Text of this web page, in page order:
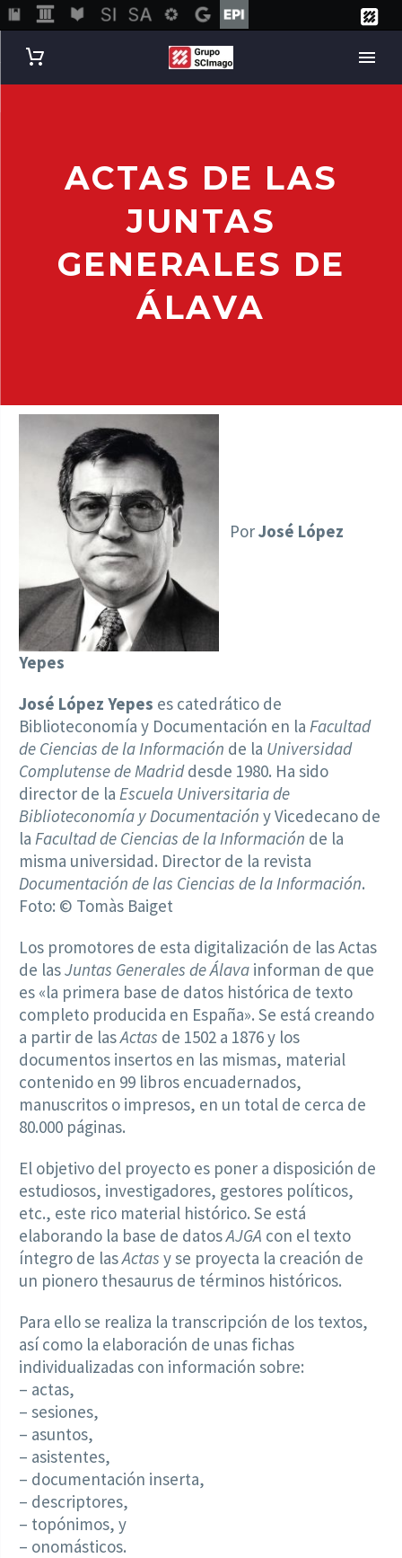
ACTAS DE LAS
JUNTAS
GENERALES DE
ÁLAVA
PorJosé López
Yepes
José López Yepes es catedrático de
Biblioteconomía y Documentación en la Facultad
de Ciencias de la Información de la Universidad
Complutense de Madriddesde 1980. Ha sido
director de la Escuela Universitaria de
Biblioteconomía y Documentación y Vicedecano de
la Facultad de Ciencias de la Información de la
misma universidad. Director de la revista
Documentación de las Ciencias de la Información.
Foto: © Tomàs Baiget
Los promotores de esta digitalización de las Actas
de lasJuntas Generales de Álava informan de que
es «la primera base de datos histórica de texto
completo producida en España». Se está creando
a partir de lasActas de 1502 a 1876 y los
documentos insertos en las mismas, material
contenido en 99 libros encuadernados,
manuscritos o impresos, en un total de cerca de
80.000 páginas.
El objetivo del proyecto es poner a disposición de
estudiosos, investigadores, gestores políticos,
etc., este rico material histórico. Se está
elaborando la base de datosAJGA con el texto
íntegro de lasActas y se proyecta la creación de
un pionero thesaurus de términos históricos.
Para ello se realiza la transcripción de los textos,
así como la elaboración de unas fichas
individualizadas con información sobre:
– actas,
– sesiones,
– asuntos,
– asistentes,
– documentación inserta,
– descriptores,
– topónimos, y
– onomásticos.